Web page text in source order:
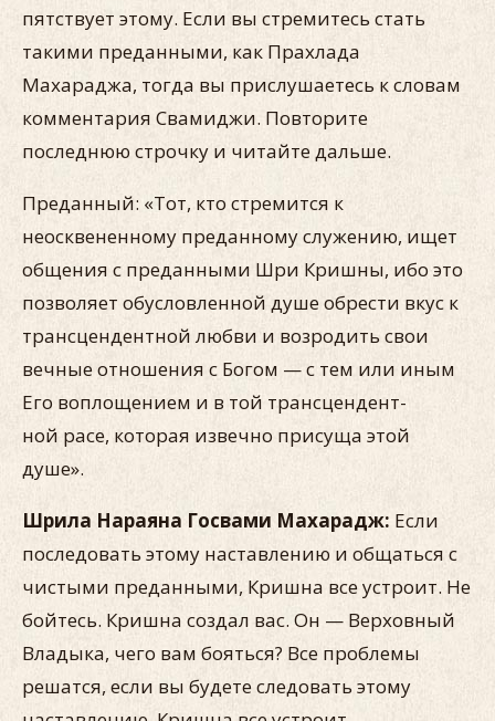
пятствует этому. Если вы стремитесь стать
такими преданны­ми, как Прахлада
Махараджа, тогда вы прислушаетесь к сло­вам
комментария Свамиджи. Повторите
последнюю строчку и читайте дальше.
Преданный: «Тот, кто стремится к
неосквененному предан­ному служению, ищет
общения с преданными Шри Кришны, ибо это
позволяет обусловленной душе обрести вкус к
транс­цендентной любви и возродить свои
вечные отношения с Бо­гом — с тем или иным
Его воплощением и в той трансцендент­
ной расе, которая извечно присуща этой
душе».
Шрила Нараяна Госвами Махарадж: Если
последовать этому наставлению и общаться с
чистыми преданными, Кришна все устроит. Не
бойтесь. Кришна создал вас. Он — Верховный
Владыка, чего вам бояться? Все проблемы
решатся, если вы будете следовать этому